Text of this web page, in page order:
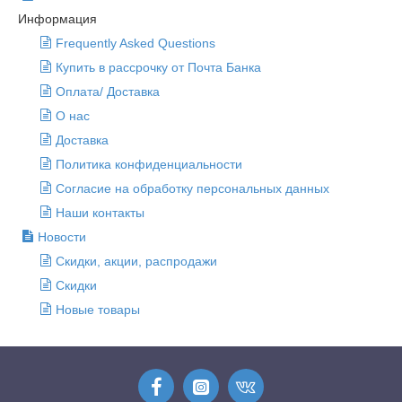
Информация
Frequently Asked Questions
Купить в рассрочку от Почта Банка
Оплата/ Доставка
О нас
Доставка
Политика конфиденциальности
Согласие на обработку персональных данных
Наши контакты
Новости
Скидки, акции, распродажи
Скидки
Новые товары